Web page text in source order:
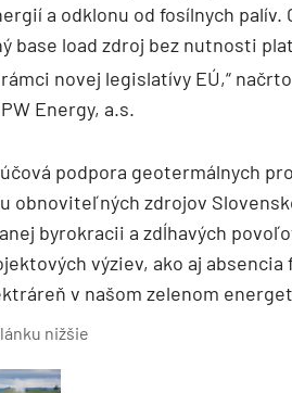
a odklonu od fosílnych
base load zdroj bez nutnosti
novej legislatívy EÚ,“
Energy, a.s.
podpora geotermálnych
obnoviteľných zdrojov
byrokracii a zdĺhavých
výziev, ako aj
v našom zelenom